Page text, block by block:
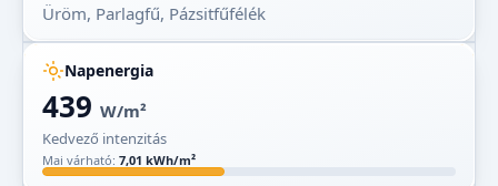
Üröm, Parlagfű, Pázsitfűfélék
Napenergia
439 W/m²
Kedvező intenzitás
Mai várható: 7,01 kWh/m²